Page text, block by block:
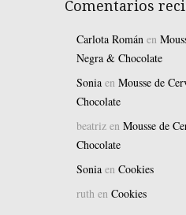
Comentarios
Carlota Román en
Negra & Chocolate
Soniaen Mousse de
Chocolate
beatrizen Mousse de
Chocolate
Soniaen Cookies
ruth en Cookies